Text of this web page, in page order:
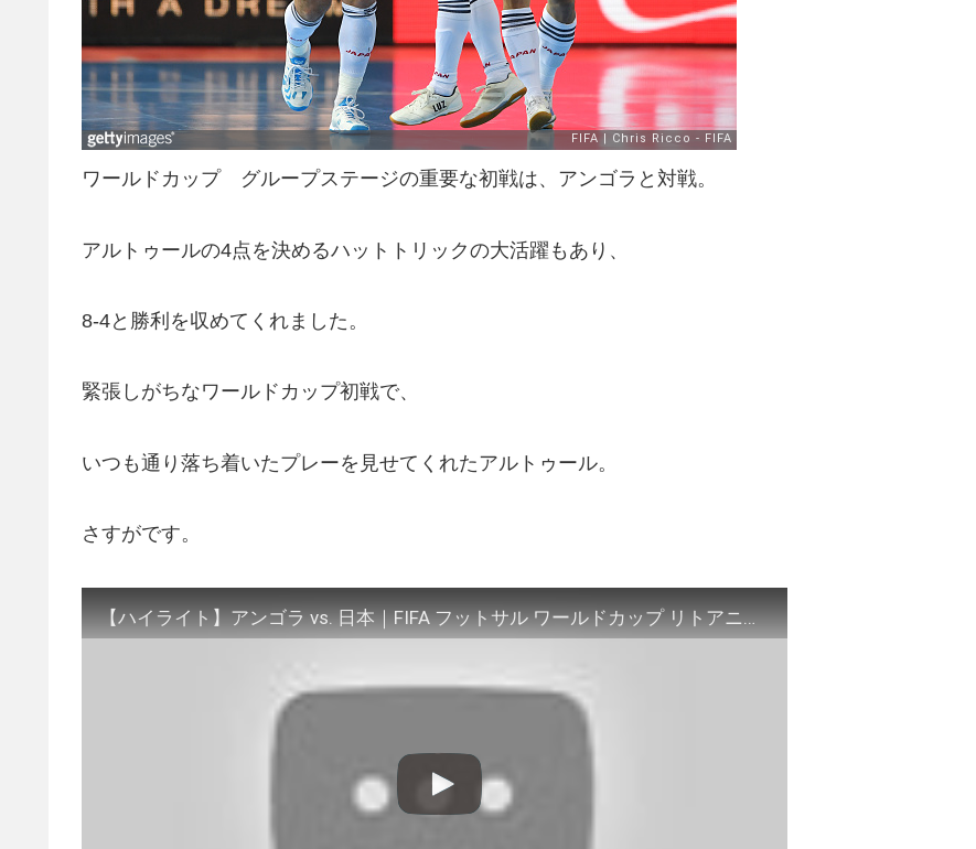
ワールドカップ グループステージの重要な初戦は、アンゴラと対戦。
アルトゥールの4点を決めるハットトリックの大活躍もあり、
8-4と勝利を収めてくれました。
緊張しがちなワールドカップ初戦で、
いつも通り落ち着いたプレーを見せてくれたアルトゥール。
さすがです。
【ハイライト】アンゴラ vs. 日本｜FIFA フットサル ワールドカップ リトアニア 2021 グループステージ グループE